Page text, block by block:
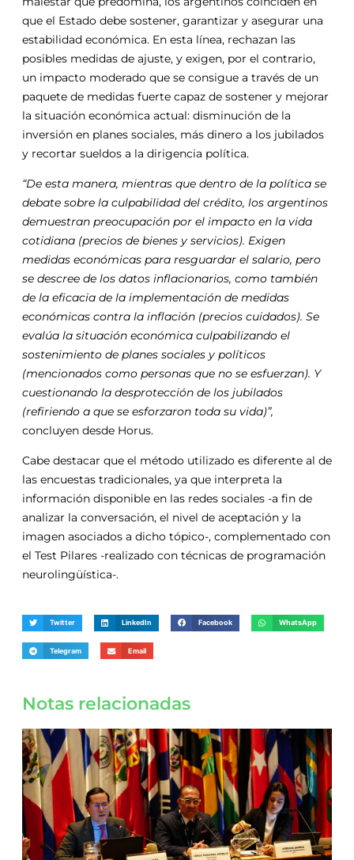
que el Estado debe sostener, garantizar y asegurar una
estabilidad económica. En esta línea, rechazan las
posibles medidas de ajuste, y exigen, por el contrario,
un impacto moderado que se consigue a través de un
paquete de medidas fuerte capaz de sostener y mejorar
la situación económica actual: disminución de la
inversión en planes sociales, más dinero a los jubilados
y recortar sueldos a la dirigencia política.
“De esta manera, mientras que dentro de la política se
debate sobre la culpabilidad del crédito, los argentinos
demuestran preocupación por el impacto en la vida
cotidiana (precios de bienes y servicios). Exigen
medidas económicas para resguardar el salario, pero
se descree de los datos inflacionarios, como también
de la eficacia de la implementación de medidas
económicas contra la inflación (precios cuidados). Se
evalúa la situación económica culpabilizando el
sostenimiento de planes sociales y políticos
(mencionados como personas que no se esfuerzan). Y
cuestionando la desprotección de los jubilados
(refiriendo a que se esforzaron toda su vida)”,
concluyen desde Horus.
Cabe destacar que el método utilizado es diferente al de
las encuestas tradicionales, ya que interpreta la
información disponible en las redes sociales -a fin de
analizar la conversación, el nivel de aceptación y la
imagen asociados a dicho tópico-, complementado con
el Test Pilares -realizado con técnicas de programación
neurolingüística-.
Twitter LinkedIn Facebook WhatsApp
Telegram Email
Notas relacionadas